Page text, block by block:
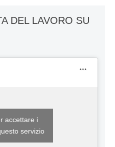
DEL LAVORO SU
accettare i
servizio